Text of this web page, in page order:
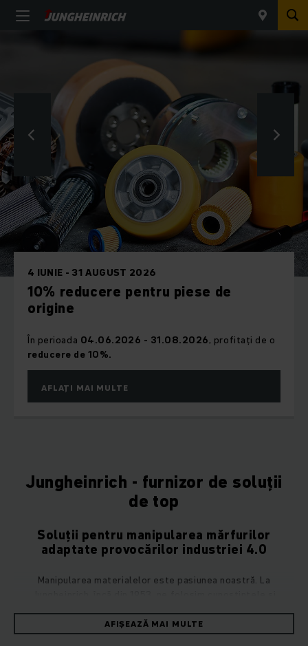
UN DECENIU PE PIAȚA DIN ROMÂNIA
Jungheinrich România aniversează 10
ani
Operațiuni locale transformate în soluții de
automatizare și servicii dedicate, consolidând rolul de
partener pentru eficiență și performanță.
AFLAȚI MAI MULTE
Jungheinrich - furnizor de soluții
de top
Soluții pentru manipularea mărfurilor
adaptate provocărilor industriei 4.0
Manipularea materialelor este pasiunea noastră. La
devenit un furnizor principal de echipamente de profil.
Procesele interne eficiente sunt un factor decisiv pentru
AFIȘEAZĂ MAI MULTE